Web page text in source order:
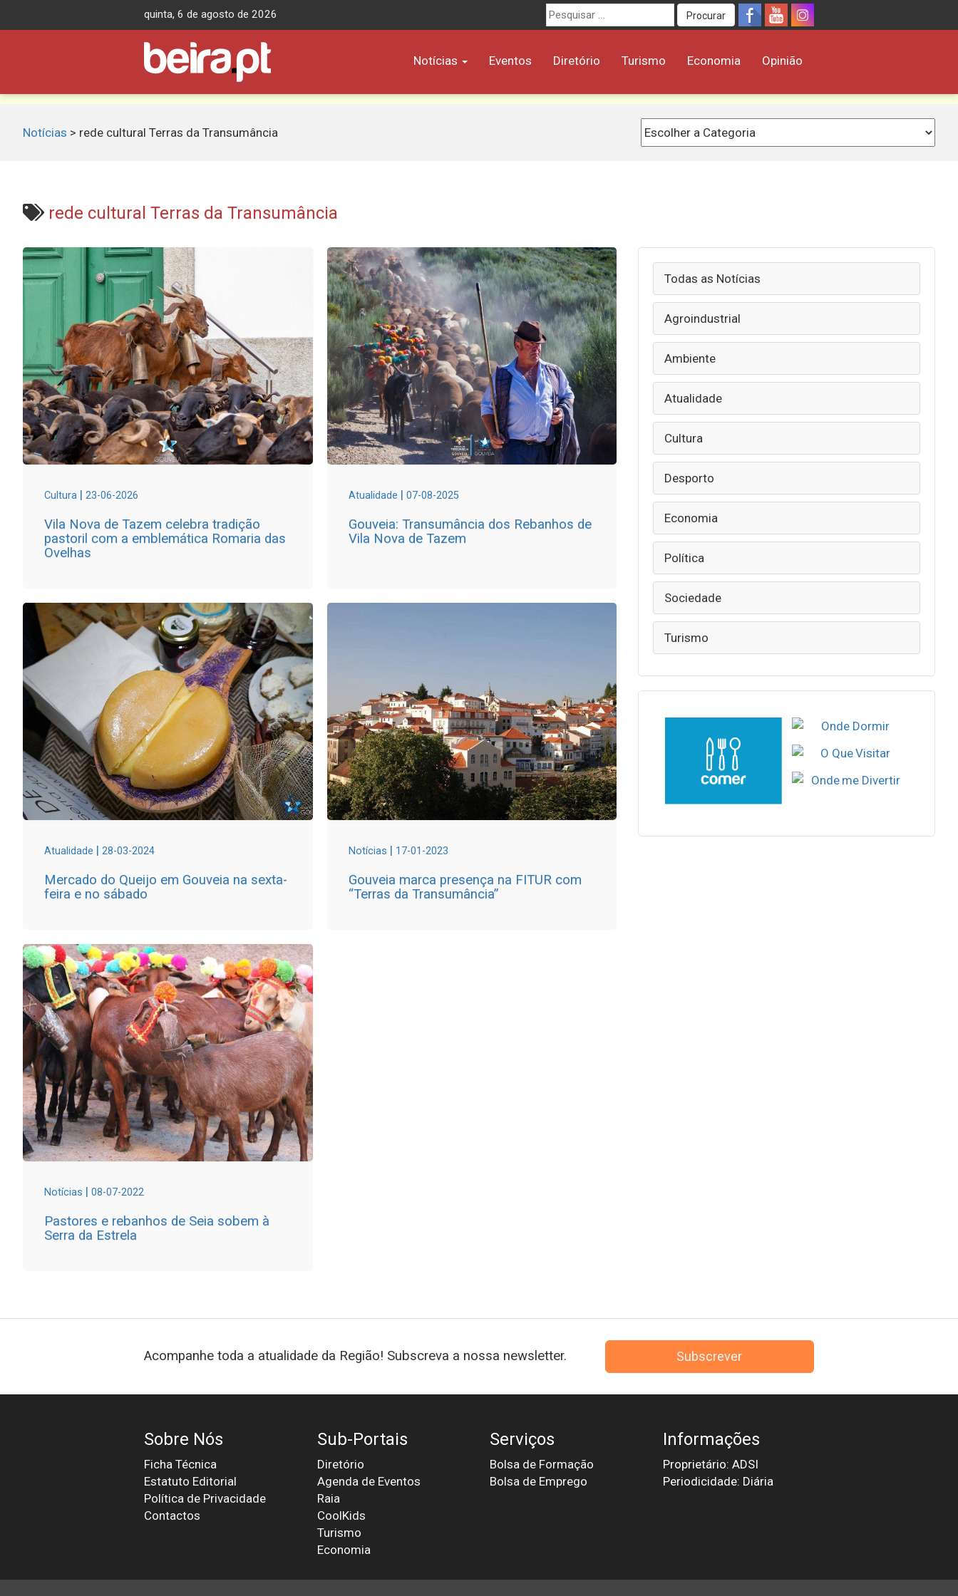
quinta, 6 de agosto de 2026
Procurar
por:
Procurar
Notícias Eventos Diretório Turismo Economia Opinião
Notícias > rede cultural Terras da Transumância
rede cultural Terras da Transumância
Cultura | 23-06-2026
Vila Nova de Tazem celebra tradição
pastoril com a emblemática Romaria das
Ovelhas
Atualidade | 07-08-2025
Gouveia: Transumância dos Rebanhos de
Vila Nova de Tazem
Atualidade | 28-03-2024
Mercado do Queijo em Gouveia na sexta-
feira e no sábado
Notícias | 17-01-2023
Gouveia marca presença na FITUR com
“Terras da Transumância”
Notícias | 08-07-2022
Pastores e rebanhos de Seia sobem à
Serra da Estrela
Todas as Notícias
Agroindustrial
Ambiente
Atualidade
Cultura
Desporto
Economia
Política
Sociedade
Turismo
Acompanhe toda a atualidade da Região! Subscreva a nossa newsletter. Subscrever
Sobre Nós
Ficha Técnica
Estatuto Editorial
Política de Privacidade
Contactos
Sub-Portais
Diretório
Agenda de Eventos
Raia
CoolKids
Turismo
Economia
Serviços
Bolsa de Formação
Bolsa de Emprego
Informações
Proprietário: ADSI
Periodicidade: Diária